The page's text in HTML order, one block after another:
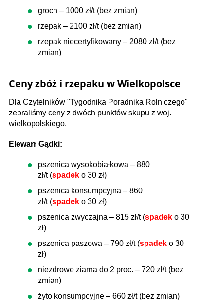
groch – 1000 zł/t (bez zmian)
rzepak – 2100 zł/t (bez zmian)
rzepak niecertyfikowany – 2080 zł/t (bez
zmian)
Ceny zbóż i rzepaku w Wielkopolsce
Dla Czytelników "Tygodnika Poradnika Rolniczego"
zebraliśmy ceny z dwóch punktów skupu z woj.
wielkopolskiego.
Elewarr Gądki:
pszenica wysokobiałkowa – 880
zł/t (spadek o 30 zł)
pszenica konsumpcyjna – 860
zł/t (spadek o 30 zł)
pszenica zwyczajna – 815 zł/t (spadek o 30
zł)
pszenica paszowa – 790 zł/t (spadek o 30
zł)
niezdrowe ziarna do 2 proc. – 720 zł/t (bez
zmian)
żyto konsumpcyjne – 660 zł/t (bez zmian)